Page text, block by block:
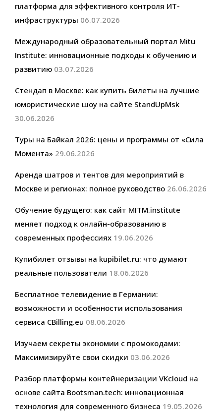
платформа для эффективного контроля ИТ-
инфраструктуры 06.07.2026
Международный образовательный портал Mitu
Institute: инновационные подходы к обучению и
развитию 03.07.2026
Стендап в Москве: как купить билеты на лучшие
юмористические шоу на сайте StandUpMsk
30.06.2026
Туры на Байкал 2026: цены и программы от «Сила
Момента» 29.06.2026
Аренда шатров и тентов для мероприятий в
Москве и регионах: полное руководство 26.06.2026
Обучение будущего: как сайт MITM.institute
меняет подход к онлайн-образованию в
современных профессиях 19.06.2026
Купибилет отзывы на kupibilet.ru: что думают
реальные пользователи 18.06.2026
Бесплатное телевидение в Германии:
возможности и особенности использования
сервиса CBilling.eu 08.06.2026
Изучаем секреты экономии с промокодами:
Максимизируйте свои скидки 03.06.2026
Разбор платформы контейнеризации VKcloud на
основе сайта Bootsman.tech: инновационная
технология для современного бизнеса 19.05.2026